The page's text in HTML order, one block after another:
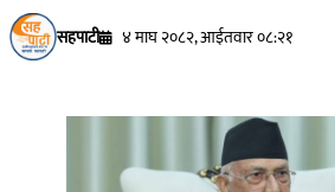
सहपाटी ४ माघ २०८२, आईतवार ०८:२१